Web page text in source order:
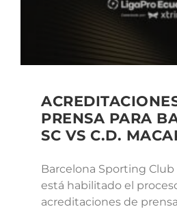
PRENSA PARA
SC VS C.D.
Barcelona Sporting
está habilitado el
acreditaciones de